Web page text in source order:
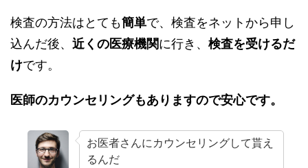
検査の方法はとても簡単で、検査をネットから申し
込んだ後、 近くの医療機関に行き、 検査を受けるだ
けです。
医師のカウンセリングもありますので安心です。
お医者さんにカウンセリングして貰え
るんだ